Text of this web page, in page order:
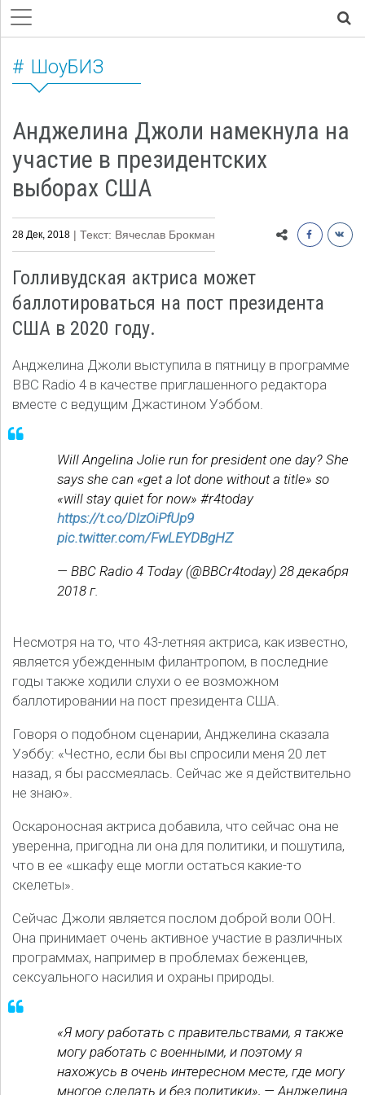
ШоуБИЗ
Анджелина Джоли намекнула на
участие в президентских
выборах США
28 Дек, 2018 | Текст: Вячеслав Брокман
Голливудская актриса может
баллотироваться на пост президента
США в 2020 году.
Анджелина Джоли выступила в пятницу в программе
BBC Radio 4 в качестве приглашенного редактора
вместе с ведущим Джастином Уэббом.
Will Angelina Jolie run for president one day? She
says she can «get a lot done without a title» so
«will stay quiet for now» #r4today
https://t.co/DlzOiPfUp9
pic.twitter.com/FwLEYDBgHZ
— BBC Radio 4 Today (@BBCr4today) 28 декабря
2018 г.
Несмотря на то, что 43-летняя актриса, как известно,
является убежденным филантропом, в последние
годы также ходили слухи о ее возможном
баллотировании на пост президента США.
Говоря о подобном сценарии, Анджелина сказала
Уэббу: «Честно, если бы вы спросили меня 20 лет
назад, я бы рассмеялась. Сейчас же я действительно
не знаю».
Оскароносная актриса добавила, что сейчас она не
уверенна, пригодна ли она для политики, и пошутила,
что в ее «шкафу еще могли остаться какие-то
скелеты».
Сейчас Джоли является послом доброй воли ООН.
Она принимает очень активное участие в различных
программах, например в проблемах беженцев,
сексуального насилия и охраны природы.
«Я могу работать с правительствами, я также
могу работать с военными, и поэтому я
нахожусь в очень интересном месте, где могу
многое сделать и без политики», — Анджелина